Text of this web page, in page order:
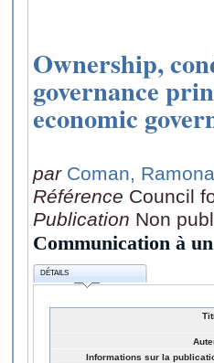
Ownership,
governance
economic
par Coman, Ramona
Référence Council
Publication Non
Communication à
DÉTAILS
Informations sur la